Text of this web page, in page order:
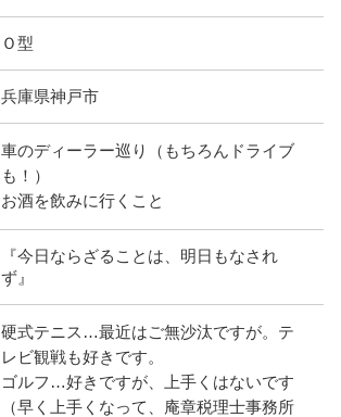
Ｏ型
兵庫県神戸市
車のディーラー巡り（もちろんドライブ
も！）
お酒を飲みに行くこと
『今日ならざることは、明日もなされ
ず』
硬式テニス…最近はご無沙汰ですが。テ
レビ観戦も好きです。
ゴルフ…好きですが、上手くはないです
（早く上手くなって、庵章税理士事務所